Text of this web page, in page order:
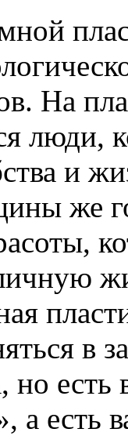
На
люди,
и
же
в
но есть
а есть